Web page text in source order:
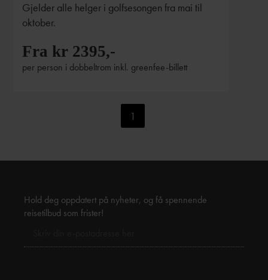
Gjelder alle helger i golfsesongen fra mai til
oktober.
Fra kr 2395,-
per person i dobbeltrom inkl. greenfee-billett
1
Hold deg oppdatert på nyheter, og få spennende
reisetilbud som frister!